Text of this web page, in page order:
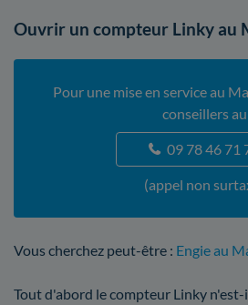
Ouvrir un compteur Linky au
Pour une mise en service au
conseillers au
09 78 46 71
(appel non
Vous cherchez peut-être : Engie au
Tout d'abord le compteur Linky n'est-